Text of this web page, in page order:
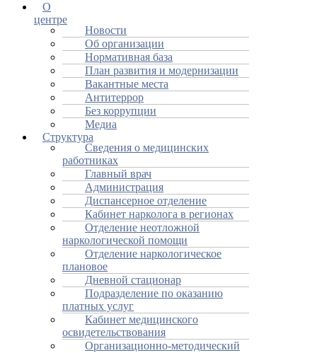
О
центре
Новости
Об организации
Нормативная база
План развития и модернизации
Вакантные места
Антитеррор
Без коррупции
Медиа
Структура
Сведения о медицинских
работниках
Главный врач
Администрация
Диспансерное отделение
Кабинет нарколога в регионах
Отделение неотложной
наркологической помощи
Отделение наркологическое
плановое
Дневной стационар
Подразделение по оказанию
платных услуг
Кабинет медицинского
освидетельствования
Организационно-методический